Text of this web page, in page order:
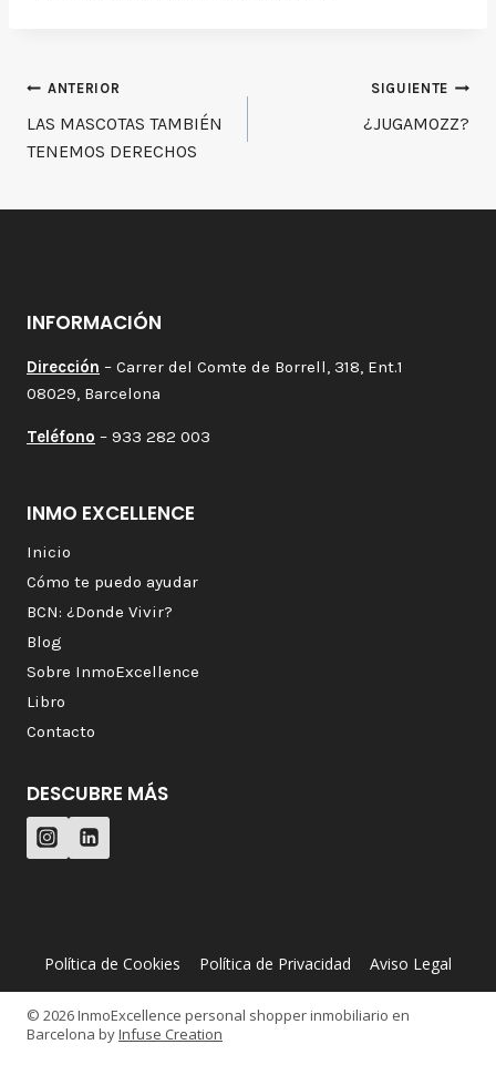
Navegación
de
ANTERIOR
LAS MASCOTAS TAMBIÉN
TENEMOS DERECHOS
SIGUIENTE
¿JUGAMOZZ?
INFORMACIÓN
Dirección – Carrer del Comte de Borrell, 318, Ent.1
08029, Barcelona
Teléfono – 933 282 003
INMO EXCELLENCE
Inicio
Cómo te puedo ayudar
BCN: ¿Donde Vivir?
Blog
Sobre InmoExcellence
Libro
Contacto
DESCUBRE MÁS
Política de Cookies Política de Privacidad Aviso Legal
© 2026 InmoExcellence personal shopper inmobiliario en
Barcelona byInfuse Creation